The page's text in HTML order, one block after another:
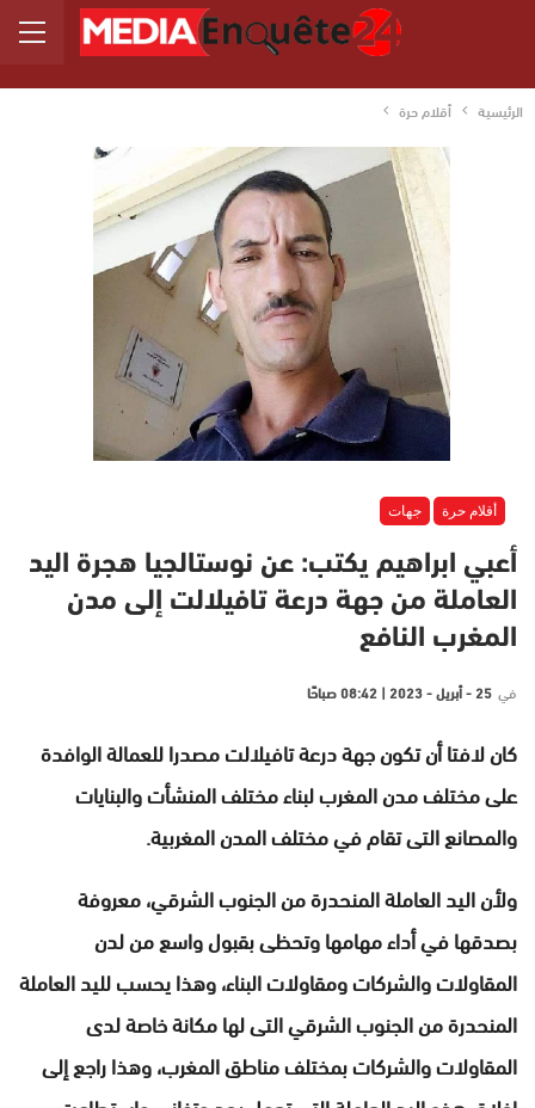
الرئيسية أقلام حرة
أقلام حرة جهات
أعبي ابراهيم يكتب: عن نوستالجيا هجرة اليد
العاملة من جهة درعة تافيلالت إلى مدن
المغرب النافع
في 25 - أبريل - 2023 | 08:42 صباحًا
كان لافتا أن تكون جهة درعة تافيلالت مصدرا للعمالة الوافدة
على مختلف مدن المغرب لبناء مختلف المنشأت والبنايات
والمصانع التى تقام في مختلف المدن المغربية.
ولأن اليد العاملة المنحدرة من الجنوب الشرقي، معروفة
بصدقها في أداء مهامها وتحظى بقبول واسع من لدن
المقاولات والشركات ومقاولات البناء، وهذا يحسب لليد العاملة
المنحدرة من الجنوب الشرقي التى لها مكانة خاصة لدى
المقاولات والشركات بمختلف مناطق المغرب، وهذا راجع إلى